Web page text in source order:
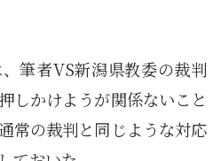
筆者VS新潟県教委の裁判
しかけようが関係ないこと
常の裁判と同じような対応